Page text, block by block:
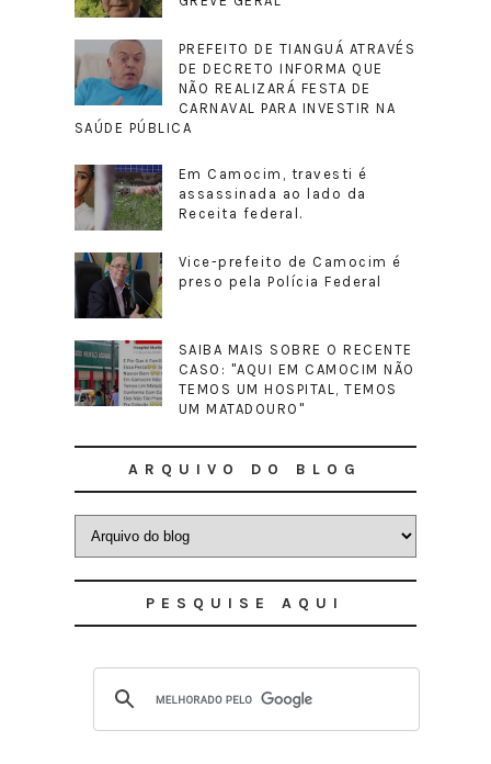
PREFEITO DE TIANGUÁ ATRAVÉS
DE DECRETO INFORMA QUE
NÃO REALIZARÁ FESTA DE
CARNAVAL PARA INVESTIR NA
SAÚDE PÚBLICA
Em Camocim, travesti é
assassinada ao lado da
Receita federal.
Vice-prefeito de Camocim é
preso pela Polícia Federal
SAIBA MAIS SOBRE O RECENTE
CASO: "AQUI EM CAMOCIM NÃO
TEMOS UM HOSPITAL, TEMOS
UM MATADOURO"
ARQUIVO DO BLOG
PESQUISE AQUI